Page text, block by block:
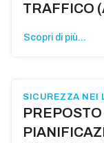
TRAFFICO
Scopri di più...
SICUREZZA NEI
PREPOSTO